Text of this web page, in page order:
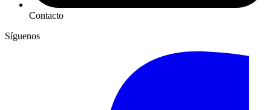
Contacto
Síguenos